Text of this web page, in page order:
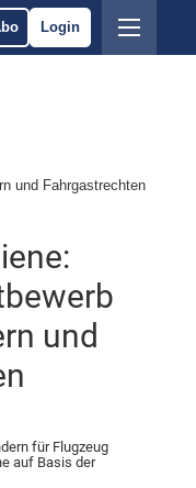
Login
und Fahrgastrechten
und
für Flugzeug
auf Basis der